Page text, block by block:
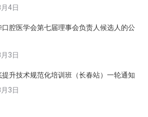
4日
口腔医学会第七届理事会负责人候选人的公
3日
提升技术规范化培训班（长春站）一轮通知
3日